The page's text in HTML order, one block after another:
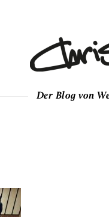
Der Blog von